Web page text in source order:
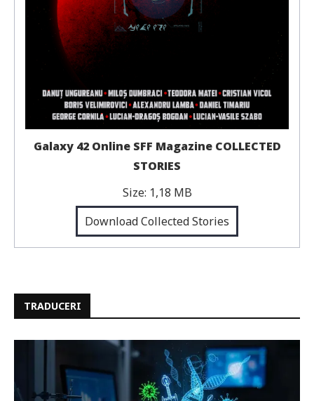
Galaxy 42 Online SFF Magazine COLLECTED
STORIES
Size: 1,18 MB
Download Collected Stories
TRADUCERI